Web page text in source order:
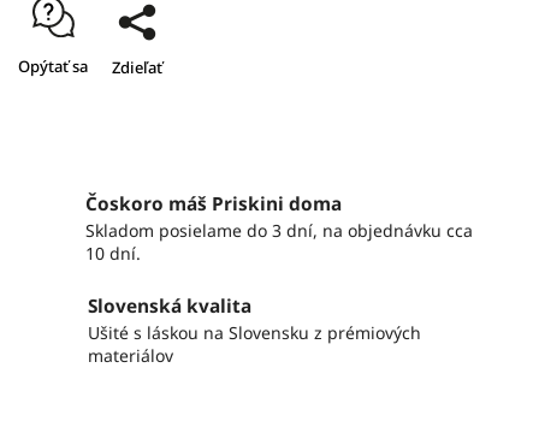
Opýtať sa Zdieľať
Čoskoro máš Priskini doma
Skladom posielame do 3 dní, na objednávku cca
10 dní.
Slovenská kvalita
Ušité s láskou na Slovensku z prémiových
materiálov